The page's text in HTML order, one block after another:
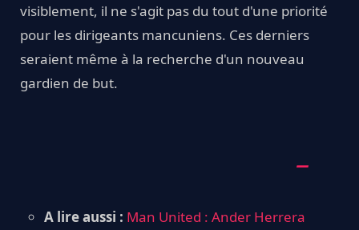
visiblement, il ne s'agit pas du tout d'une priorité
pour les dirigeants mancuniens. Ces derniers
seraient même à la recherche d'un nouveau
gardien de but.
A lire aussi : Man United : Ander Herrera